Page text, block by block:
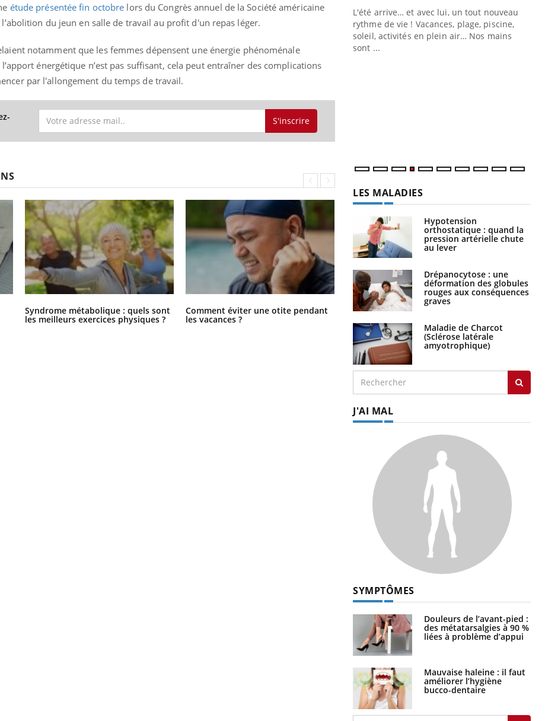
étude présentée fin octobre lors du Congrès annuel de la Société américaine
du jeun en salle de travail au profit d'un repas léger.
notamment que les femmes dépensent une énergie phénoménale
énergétique n’est pas suffisant, cela peut entraîner des complications
par l'allongement du temps de travail.
S'inscrire
Syndrome métabolique : quels sont
les meilleurs exercices physiques ?
Comment éviter une otite pendant
les vacances ?
Hantavirus : un cas détecté chez un
irritabilité, brouillard mental ou
alopécie… Les symptômes de la
En 2026, l'insuline dans le diabète de type 2
reste entourée d'idées reçues chez les
L'été arrive… et avec lui, un tout nouveau
rythme de vie ! Vacances, plage, piscine,
soleil, activités en plein air… Nos mains
sont ...
LES MALADIES
Hypotension
orthostatique : quand la
pression artérielle chute
au lever
Drépanocytose : une
déformation des globules
rouges aux conséquences
graves
Maladie de Charcot
(Sclérose latérale
amyotrophique)
J'AI MAL
SYMPTÔMES
Douleurs de l’avant-pied :
des métatarsalgies à 90 %
liées à problème d’appui
Mauvaise haleine : il faut
améliorer l’hygiène
bucco-dentaire